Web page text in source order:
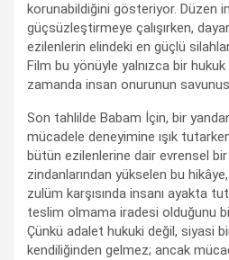
korunabildiğini gösteriyor. Düzen
güçsüzleştirmeye çalışırken,
ezilenlerin elindeki en güçlü
Film bu yönüyle yalnızca bir hukuk
zamanda insan onurunun
Son tahlilde Babam İçin, bir
mücadele deneyimine ışık
bütün ezilenlerine dair evrensel
zindanlarından yükselen bu
zulüm karşısında insanı ayakta
teslim olmama iradesi olduğunu
Çünkü adalet hukuki değil, siyasi
kendiliğinden gelmez; ancak